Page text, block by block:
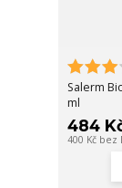
Salerm
ml
484
400 Kč bez